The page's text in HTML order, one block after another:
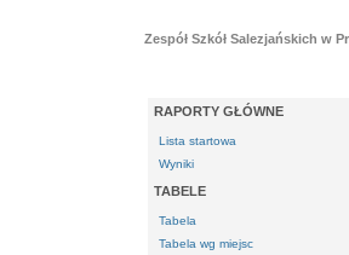
Zespół Szkół Salezjańskich w
RAPORTY GŁÓWNE
Lista startowa
Wyniki
TABELE
Tabela
Tabela wg miejsc